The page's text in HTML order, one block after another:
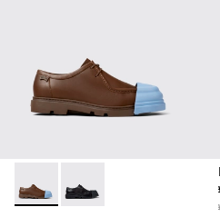
Junction - K100872-030 - 남성
Junction - K100872-029